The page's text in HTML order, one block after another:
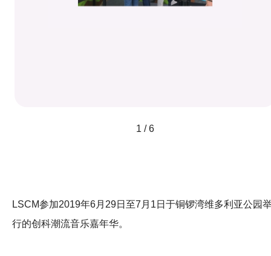
1 / 6
LSCM参加2019年6月29日至7月1日于铜锣湾维多利亚公园
行的创科潮流音乐嘉年华。